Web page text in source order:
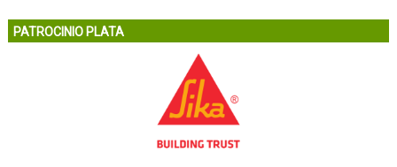
PATROCINIO PLATA